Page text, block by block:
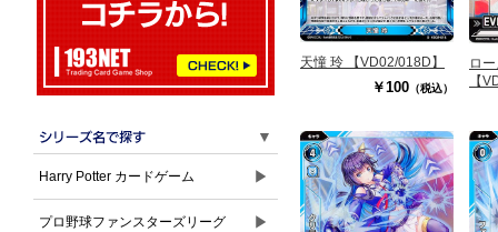
▼
Harry Potter カードゲーム ▶
プロ野球ファンスターズリーグ ▶
天憧 玲 【VD02/018D】
￥100 （税込）
ロ
【